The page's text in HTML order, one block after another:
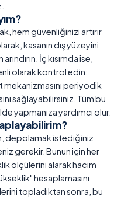
hem güvenliğinizi artırır
kasanın dış yüzeyini
İç kısımda ise,
olarak kontrol edin;
mekanizmasını periyodik
sağlayabilirsiniz. Tüm bu
yapmanıza yardımcı olur.
depolamak istediğiniz
gerekir. Bunun için her
ölçülerini alarak hacim
hesaplamasını
topladıktan sonra, bu